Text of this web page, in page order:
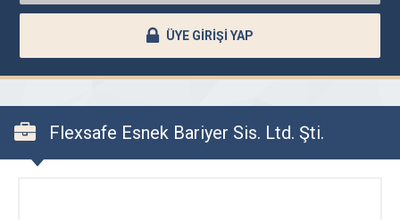
ÜYE GİRİŞİ YAP
Flexsafe Esnek Bariyer Sis. Ltd. Şti.